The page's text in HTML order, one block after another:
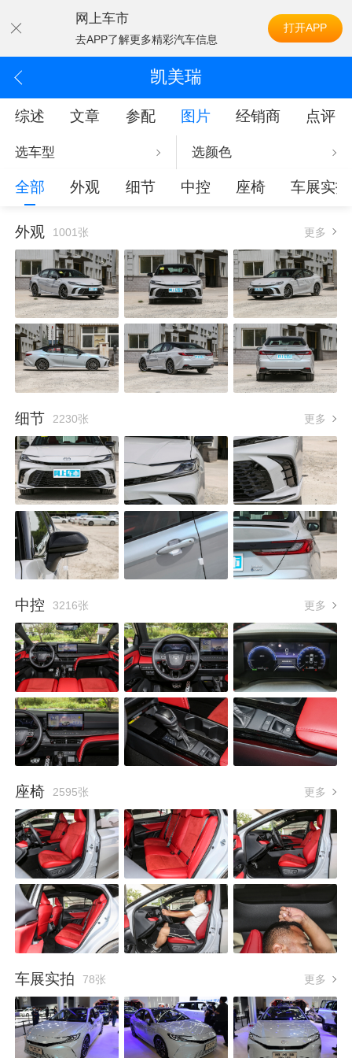
网上车市
去APP了解更多精彩汽车信息
打开APP
凯美瑞
综述 文章 参配 图片 经销商 点评
选车型 选颜色
全部 外观 细节 中控 座椅 车展实拍
外观 1001张 更多
细节 2230张 更多
中控 3216张 更多
座椅 2595张 更多
车展实拍 78张 更多